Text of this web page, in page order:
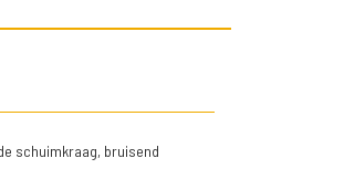
schuimkraag, bruisend